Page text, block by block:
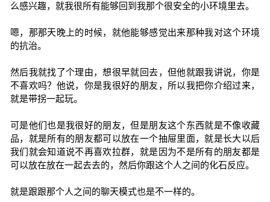
么感兴趣，就我很所有能够回到我那个很安全的小环境里去。
嗯，那那天晚上的时候，就他能够感觉出来那种我对这个环境
的抗治。
然后我就找了个理由，想很早就回去，但他就跟我讲说，你是
不喜欢吗？他说，你是我很好的朋友，所以我把你介绍过来，
就是带拐一起玩。
可是他们也是我很好的朋友，但是朋友这个东西就是不像收藏
品，就是所有的朋友都可以放在一个抽屉里面，就是长大以后
我们就会知道说不再喜欢拉群，就是因为不是所有的朋友都是
可以放在放在一起去去的，然后你跟这个人之间的化石反应。
就是跟跟那个人之间的聊天模式也是不一样的。